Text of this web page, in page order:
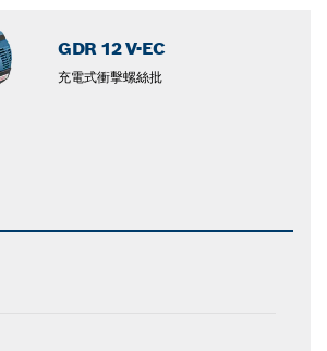
GDR 12 V-EC
充電式衝擊螺絲批